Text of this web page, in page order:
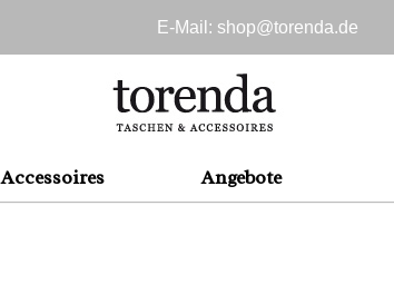
E-Mail: shop@torenda.de
Accessoires Angebote